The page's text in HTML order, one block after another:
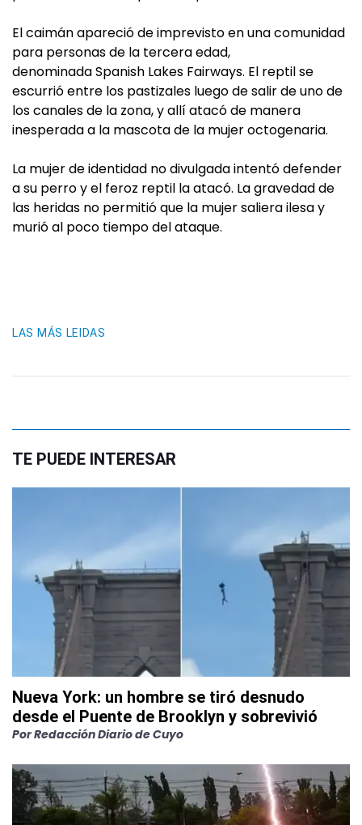
El caimán apareció de imprevisto en una comunidad
para personas de la tercera edad,
denominada Spanish Lakes Fairways. El reptil se
escurrió entre los pastizales luego de salir de uno de
los canales de la zona, y allí atacó de manera
inesperada a la mascota de la mujer octogenaria.
La mujer de identidad no divulgada intentó defender
a su perro y el feroz reptil la atacó. La gravedad de
las heridas no permitió que la mujer saliera ilesa y
murió al poco tiempo del ataque.
LAS MÁS LEIDAS
TE PUEDE INTERESAR
Nueva York: un hombre se tiró desnudo
desde el Puente de Brooklyn y sobrevivió
PorRedacción Diario de Cuyo